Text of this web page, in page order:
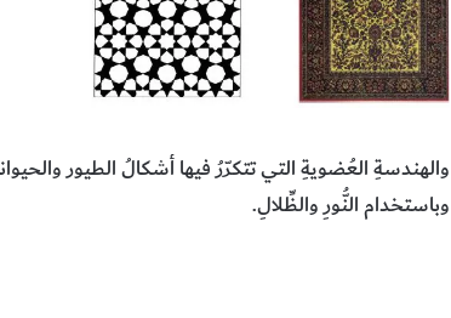
والهندسةِ العُضويةِ التي تتكرّرُ فيها أشكالُ الطيور
وباستخدام النُّورِ والظِّلالِ.